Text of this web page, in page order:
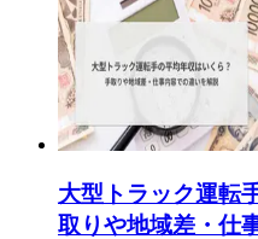
大型トラック運転
取りや地域差・仕